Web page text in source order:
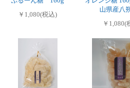
￥1,080(税込)
山県産八
￥1,080(